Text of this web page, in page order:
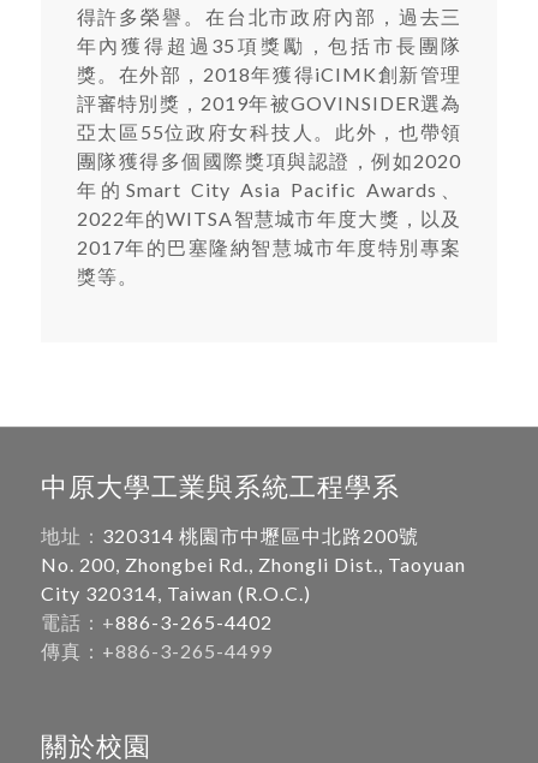
得許多榮譽。在台北市政府內部，過去三
年內獲得超過35項獎勵，包括市長團隊
獎。在外部，2018年獲得iCIMK創新管理
評審特別獎，2019年被GOVINSIDER選為
亞太區55位政府女科技人。此外，也帶領
團隊獲得多個國際獎項與認證，例如2020
年的Smart City Asia Pacific Awards、
2022年的WITSA智慧城市年度大獎，以及
2017年的巴塞隆納智慧城市年度特別專案
獎等。
中原大學工業與系統工程學系
地址： 320314 桃園市中壢區中北路200號
No. 200, Zhongbei Rd., Zhongli Dist., Taoyuan
City 320314, Taiwan (R.O.C.)
電話：+886-3-265-4402
傳真：+886-3-265-4499
關於校園